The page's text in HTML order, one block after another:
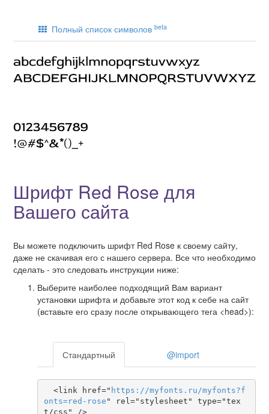
Полный список символов beta
Шрифт Red Rose для
Вашего сайта
Вы можете подключить шрифт Red Rose к своему сайту,
даже не скачивая его с нашего сервера. Все что необходимо
сделать - это следовать инструкции ниже:
Выберите наиболее подходящий Вам вариант
установки шрифта и добавьте этот код к себе на сайт
(вставьте его сразу после открывающего тега <head>):
Стандартный @import
  <link href="
https ://myfonts . ru/myfonts?f
onts=red-rose " rel="stylesheet" type="tex
t/css" />